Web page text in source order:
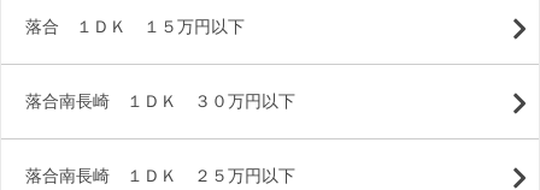
落合 １ＤＫ １５万円以下
落合南長崎 １ＤＫ ３０万円以下
落合南長崎 １ＤＫ ２５万円以下